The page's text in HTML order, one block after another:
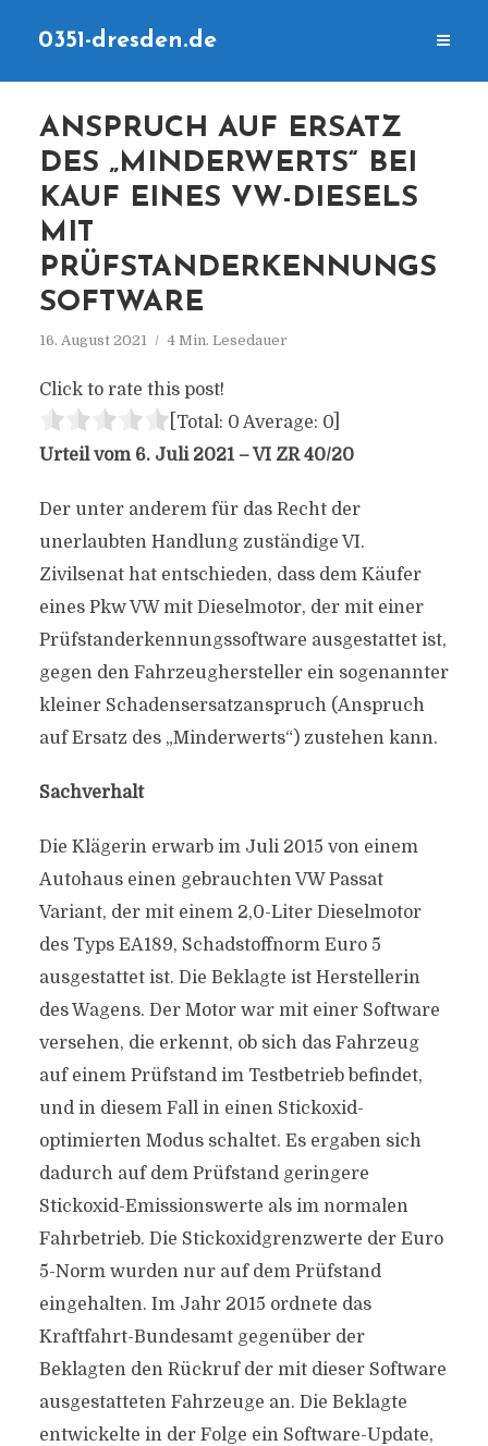
0351-dresden.de
ANSPRUCH AUF ERSATZ
DES „MINDERWERTS“ BEI
KAUF EINES VW-DIESELS
MIT
PRÜFSTANDERKENNUNGS
SOFTWARE
16. August 2021 4 Min. Lesedauer
Click to rate this post!
[Total: 0 Average: 0]
Urteil vom 6. Juli 2021 – VI ZR 40/20
Der unter anderem für das Recht der
unerlaubten Handlung zuständige VI.
Zivilsenat hat entschieden, dass dem Käufer
eines Pkw VW mit Dieselmotor, der mit einer
Prüfstanderkennungssoftware ausgestattet ist,
gegen den Fahrzeughersteller ein sogenannter
kleiner Schadensersatzanspruch (Anspruch
auf Ersatz des „Minderwerts“) zustehen kann.
Sachverhalt
Die Klägerin erwarb im Juli 2015 von einem
Autohaus einen gebrauchten VW Passat
Variant, der mit einem 2,0-Liter Dieselmotor
des Typs EA189, Schadstoffnorm Euro 5
ausgestattet ist. Die Beklagte ist Herstellerin
des Wagens. Der Motor war mit einer Software
versehen, die erkennt, ob sich das Fahrzeug
auf einem Prüfstand im Testbetrieb befindet,
und in diesem Fall in einen Stickoxid-
optimierten Modus schaltet. Es ergaben sich
dadurch auf dem Prüfstand geringere
Stickoxid-Emissionswerte als im normalen
Fahrbetrieb. Die Stickoxidgrenzwerte der Euro
5-Norm wurden nur auf dem Prüfstand
eingehalten. Im Jahr 2015 ordnete das
Kraftfahrt-Bundesamt gegenüber der
Beklagten den Rückruf der mit dieser Software
ausgestatteten Fahrzeuge an. Die Beklagte
entwickelte in der Folge ein Software-Update,